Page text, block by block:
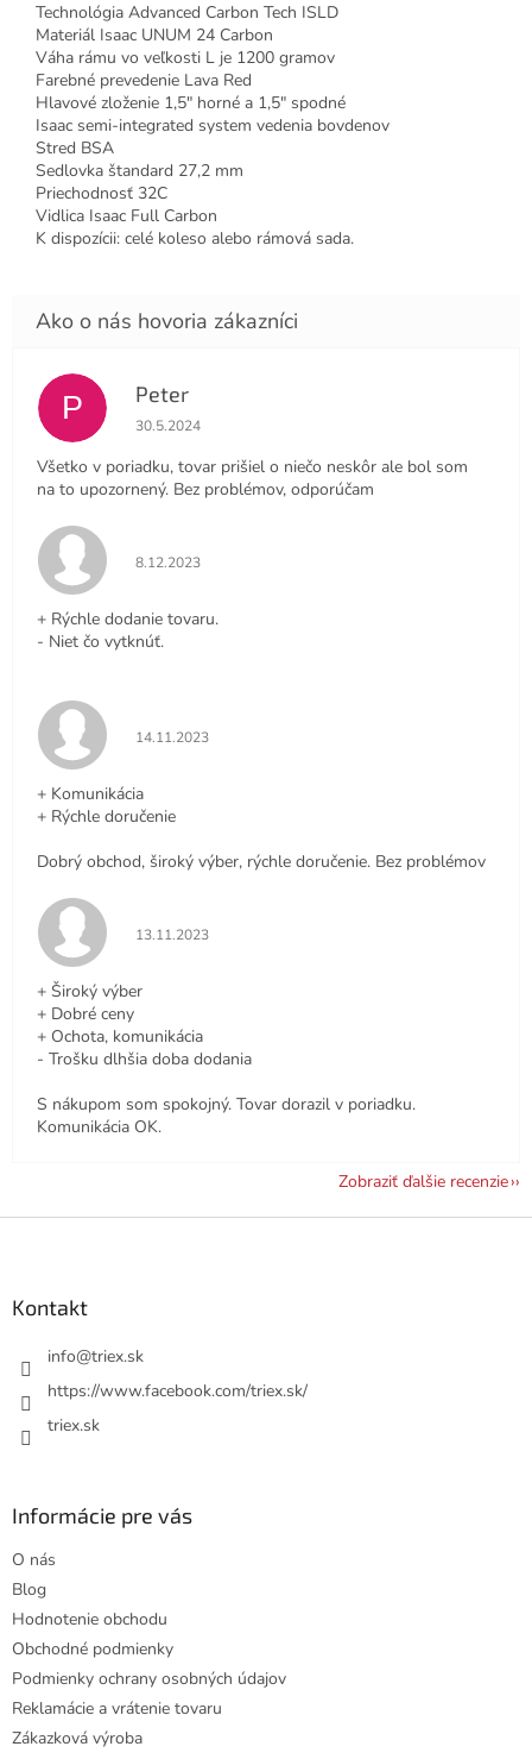
Technológia Advanced Carbon Tech ISLD
Materiál Isaac UNUM 24 Carbon
Váha rámu vo veľkosti L je 1200 gramov
Farebné prevedenie Lava Red
Hlavové zloženie 1,5" horné a 1,5" spodné
Isaac semi-integrated system vedenia bovdenov
Stred BSA
Sedlovka štandard 27,2 mm
Priechodnosť 32C
Vidlica Isaac Full Carbon
K dispozícii: celé koleso alebo rámová sada.
P Peter
Hodnotenie obchodu je 4 z 5 hviezdičiek.
30.5.2024
Všetko v poriadku, tovar prišiel o niečo neskôr ale bol som
na to upozornený. Bez problémov, odporúčam
Hodnotenie obchodu je 5 z 5 hviezdičiek.
8.12.2023
+ Rýchle dodanie tovaru.
- Niet čo vytknúť.
Hodnotenie obchodu je 5 z 5 hviezdičiek.
14.11.2023
+ Komunikácia
+ Rýchle doručenie
Dobrý obchod, široký výber, rýchle doručenie. Bez problémov
Hodnotenie obchodu je 5 z 5 hviezdičiek.
13.11.2023
+ Široký výber
+ Dobré ceny
+ Ochota, komunikácia
- Trošku dlhšia doba dodania
S nákupom som spokojný. Tovar dorazil v poriadku.
Komunikácia OK.
Zobraziť ďalšie recenzie
Kontakt
info@triex.sk
https://www.facebook.com/triex.sk/
triex.sk
Informácie pre vás
O nás
Blog
Hodnotenie obchodu
Obchodné podmienky
Podmienky ochrany osobných údajov
Reklamácie a vrátenie tovaru
Zákazková výroba